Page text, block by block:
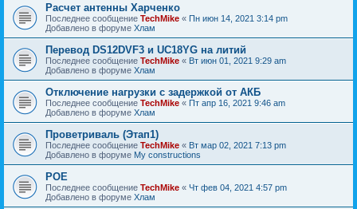
Расчет антенны Харченко
Последнее сообщение TechMike « Пн июн 14, 2021 3:14 pm
Добавлено в форуме Хлам
Перевод DS12DVF3 и UC18YG на литий
Последнее сообщение TechMike « Вт июн 01, 2021 9:29 am
Добавлено в форуме Хлам
Отключение нагрузки с задержкой от АКБ
Последнее сообщение TechMike « Пт апр 16, 2021 9:46 am
Добавлено в форуме Хлам
Проветриваль (Этап1)
Последнее сообщение TechMike « Вт мар 02, 2021 7:13 pm
Добавлено в форуме My constructions
POE
Последнее сообщение TechMike « Чт фев 04, 2021 4:57 pm
Добавлено в форуме Хлам